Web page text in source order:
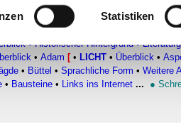
nach bestimmten Merkmalen
persönlichen Daten verarbeitet
fest.
und Anzeigen zu personalisieren,
Statistiken
(1777-1811)
•Historischer Hintergrund•
• Adam [ • LICHT • Überblick •
• Büttel • Sprachliche Form • Weitere
• Bausteine • Links ins Internet ... ●